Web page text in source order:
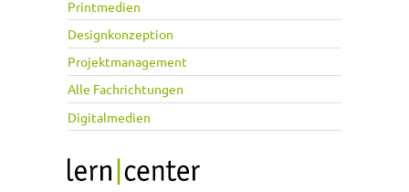
Printmedien
Designkonzeption
Projektmanagement
Alle Fachrichtungen
Digitalmedien